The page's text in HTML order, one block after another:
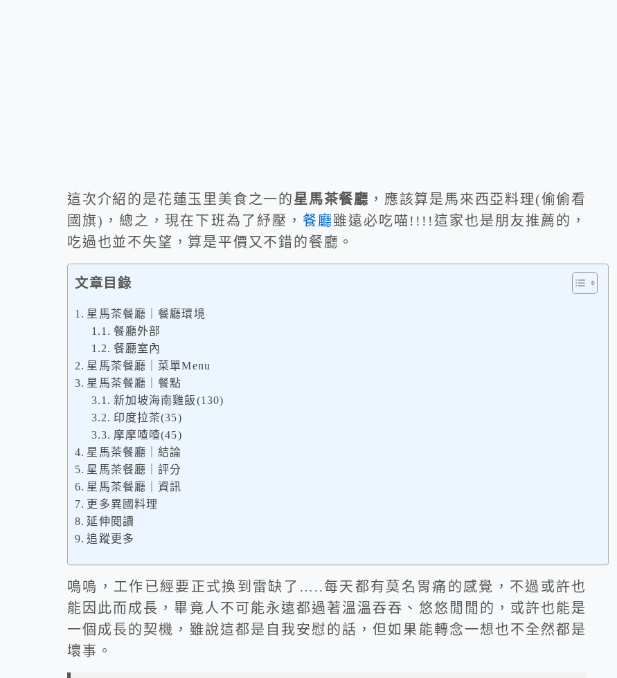
這次介紹的是花蓮玉里美食之一的星馬茶餐廳 ，應該算是馬來西亞料理(偷偷看
國旗)，總之，現在下班為了紓壓， 餐廳雖遠必吃喵!!!!這家也是朋友推薦的，
吃過也並不失望，算是平價又不錯的餐廳。
文章目錄
星馬茶餐廳｜餐廳環境
餐廳外部
餐廳室內
星馬茶餐廳｜菜單Menu
星馬茶餐廳｜餐點
新加坡海南雞飯(130)
印度拉茶(35)
摩摩喳喳(45)
星馬茶餐廳｜結論
星馬茶餐廳｜評分
星馬茶餐廳｜資訊
更多異國料理
延伸閱讀
追蹤更多
嗚嗚，工作已經要正式換到雷缺了…..每天都有莫名胃痛的感覺，不過或許也
能因此而成長，畢竟人不可能永遠都過著溫溫吞吞、悠悠閒閒的，或許也能是
一個成長的契機，雖說這都是自我安慰的話，但如果能轉念一想也不全然都是
壞事。